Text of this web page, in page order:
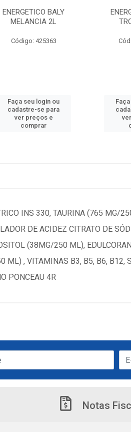
ENERGETICO BALY
MELANCIA 2L
Código: 425363
Faça seu login ou
cadastre-se para
ver preços e
comprar
INS 330, TAURINA (765 MG/
DE ACIDEZ CITRATO DE
(38MG/250 ML),
, VITAMINAS B3, B5, B6, B12,
PONCEAU 4R
Notas